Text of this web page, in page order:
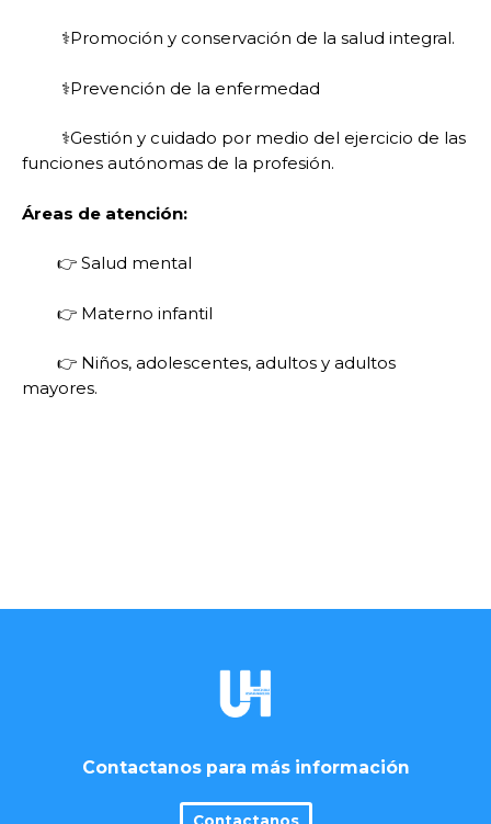
⚕️Promoción y conservación de la salud integral.
⚕️Prevención de la enfermedad
⚕️Gestión y cuidado por medio del ejercicio de las
funciones autónomas de la profesión.
Áreas de atención:
👉 Salud mental
👉 Materno infantil
👉 Niños, adolescentes, adultos y adultos
mayores.
Contactanos para más información